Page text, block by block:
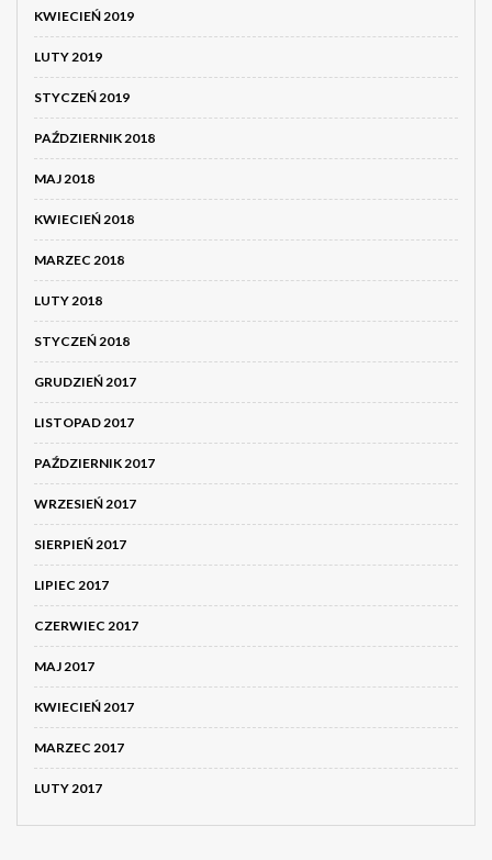
KWIECIEŃ 2019
LUTY 2019
STYCZEŃ 2019
PAŹDZIERNIK 2018
MAJ 2018
KWIECIEŃ 2018
MARZEC 2018
LUTY 2018
STYCZEŃ 2018
GRUDZIEŃ 2017
LISTOPAD 2017
PAŹDZIERNIK 2017
WRZESIEŃ 2017
SIERPIEŃ 2017
LIPIEC 2017
CZERWIEC 2017
MAJ 2017
KWIECIEŃ 2017
MARZEC 2017
LUTY 2017